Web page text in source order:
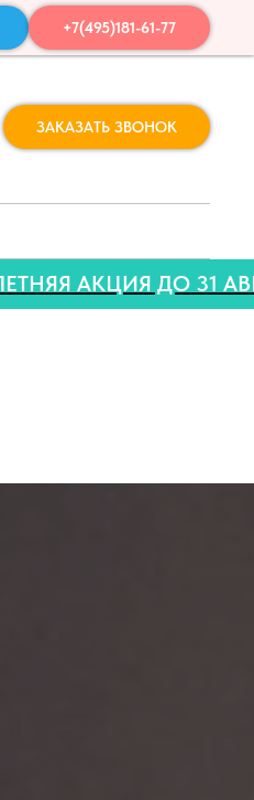
+7(495)181-61-77
ЗАКАЗАТЬ ЗВОНОК
🍉 🍉 ЛЕТНЯЯ